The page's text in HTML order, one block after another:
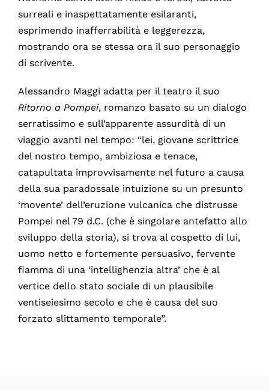
surreali e inaspettatamente esilaranti,
esprimendo inafferrabilità e leggerezza,
mostrando ora se stessa ora il suo personaggio
di scrivente.
Alessandro Maggi adatta per il teatro il suo
Ritorno a Pompei, romanzo basato su un dialogo
serratissimo e sull’apparente assurdità di un
viaggio avanti nel tempo: “lei, giovane scrittrice
del nostro tempo, ambiziosa e tenace,
catapultata improvvisamente nel futuro a causa
della sua paradossale intuizione su un presunto
‘movente’ dell’eruzione vulcanica che distrusse
Pompei nel 79 d.C. (che è singolare antefatto allo
sviluppo della storia), si trova al cospetto di lui,
uomo netto e fortemente persuasivo, fervente
fiamma di una ‘intellighenzia altra’ che è al
vertice dello stato sociale di un plausibile
ventiseiesimo secolo e che è causa del suo
forzato slittamento temporale”.